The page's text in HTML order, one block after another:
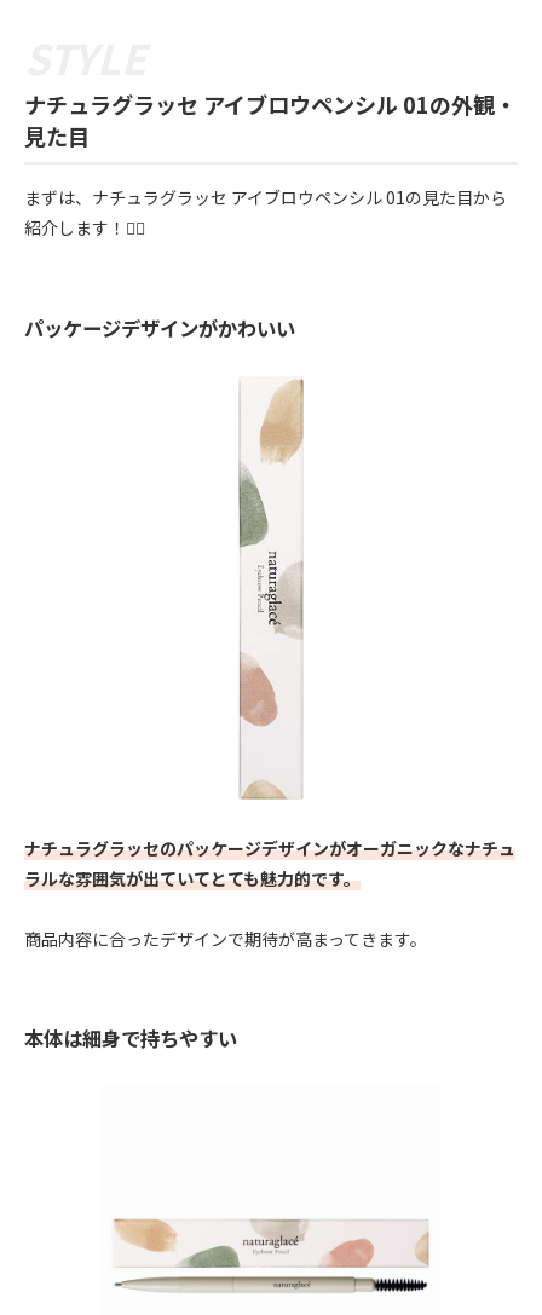
ナチュラグラッセ アイブロウペンシル 01の外観・
見た目
まずは、ナチュラグラッセ アイブロウペンシル 01の見た目から
紹介します！💁‍♀️
パッケージデザインがかわいい
ナチュラグラッセのパッケージデザインがオーガニックなナチュ
ラルな雰囲気が出ていてとても魅力的です。
商品内容に合ったデザインで期待が高まってきます。
本体は細身で持ちやすい